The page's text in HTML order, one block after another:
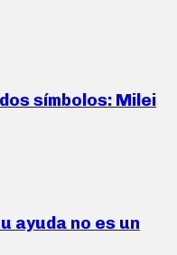
símbolos: Milei
ayuda no es un